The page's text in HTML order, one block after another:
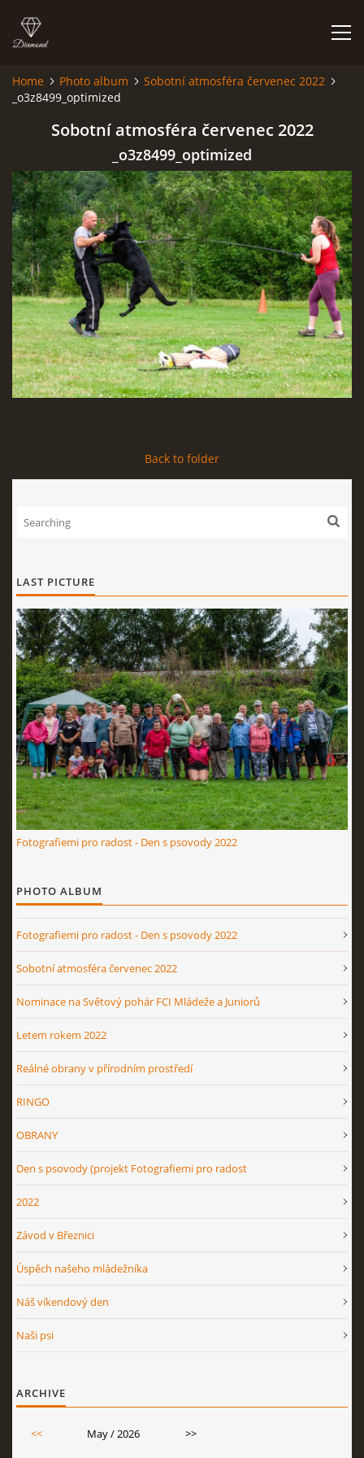
HOME
© 2026 eStránky.cz |RSS
Home Photo album
Sobotní atmosféra červenec 2022
_o3z8499_optimized
Sobotní atmosféra červenec 2022
_o3z8499_optimized
Back to folder
LAST PICTURE
Fotografiemi pro radost - Den s psovody 2022
PHOTO ALBUM
Fotografiemi pro radost - Den s psovody 2022
Sobotní atmosféra červenec 2022
Nominace na Světový pohár FCI Mládeže a Juniorů
Letem rokem 2022
Reálné obrany v přírodním prostředí
RINGO
OBRANY
Den s psovody (projekt Fotografiemi pro radost
2022
Závod v Březnici
Úspěch našeho mládežníka
Náš víkendový den
Naši psi
ARCHIVE
<< May / 2026 >>